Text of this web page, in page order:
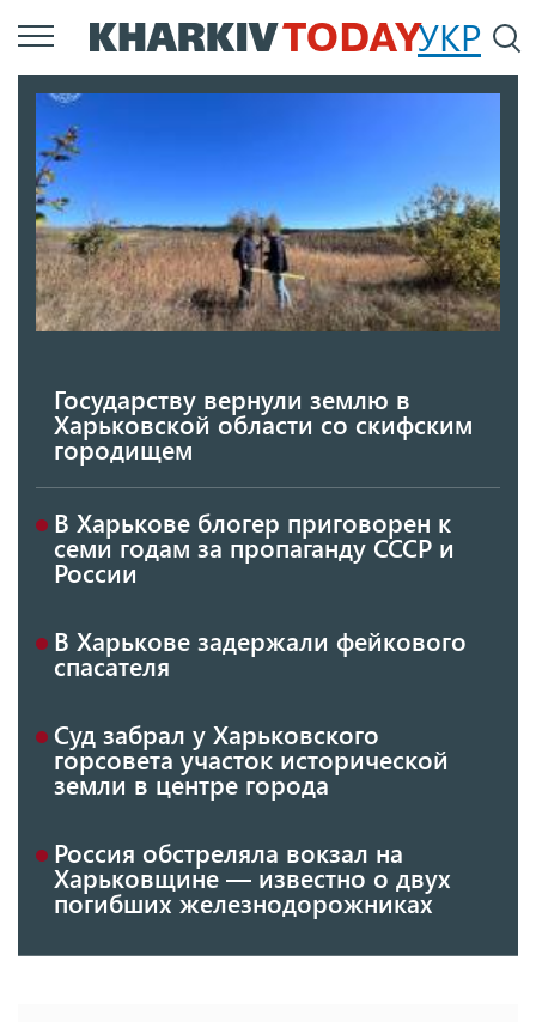
Перейти
к
УКР
Государству вернули землю в
Харьковской области со скифским
городищем
В Харькове блогер приговорен к
семи годам за пропаганду СССР и
России
В Харькове задержали фейкового
спасателя
Суд забрал у Харьковского
горсовета участок исторической
земли в центре города
Россия обстреляла вокзал на
Харьковщине — известно о двух
погибших железнодорожниках